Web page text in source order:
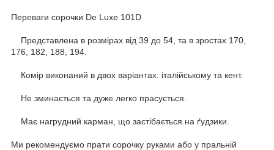
Переваги сорочки De Luxe 101D
Представлена в розмірах від 39 до 54, та в зростах 170,
176, 182, 188, 194.
Комір виконаний в двох варіантах: італійському та кент.
Не зминається та дуже легко прасується.
Має нагрудний карман, що застібається на ґудзики.
Ми рекомендуємо прати сорочку руками або у пральній